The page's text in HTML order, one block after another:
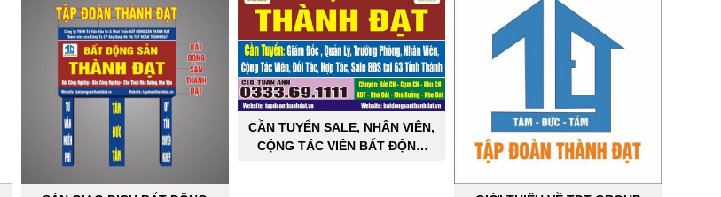
CẦN TUYỂN SALE, NHÂN VIÊN,
CỘNG TÁC VIÊN BẤT ĐỘNG